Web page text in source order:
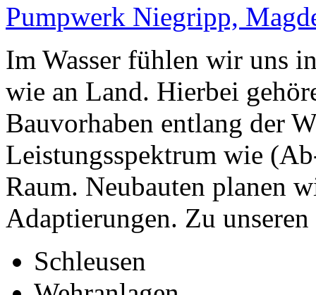
Pumpwerk Niegripp,
Im Wasser fühlen wir uns
wie an Land. Hierbei
Bauvorhaben entlang der
Leistungsspektrum wie
Raum. Neubauten planen
Adaptierungen. Zu
Schleusen